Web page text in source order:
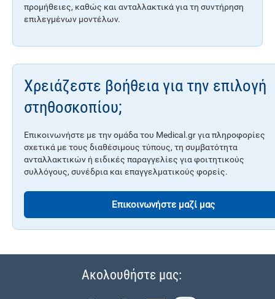
προμήθειες, καθώς και ανταλλακτικά για τη συντήρηση
επιλεγμένων μοντέλων.
Χρειάζεστε βοήθεια για την επιλογή
στηθοσκοπίου;
Επικοινωνήστε με την ομάδα του Medical.gr για πληροφορίες
σχετικά με τους διαθέσιμους τύπους, τη συμβατότητα
ανταλλακτικών ή ειδικές παραγγελίες για φοιτητικούς
συλλόγους, συνέδρια και επαγγελματικούς φορείς.
Επικοινωνήστε μαζί μας
Ακολουθήστε μας: